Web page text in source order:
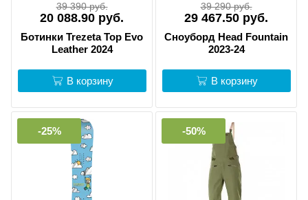
39 390 руб.
20 088.90 руб.
Ботинки Trezeta Top Evo
Leather 2024
В корзину
39 290 руб.
29 467.50 руб.
Сноуборд Head Fountain
2023-24
В корзину
-25% -50%